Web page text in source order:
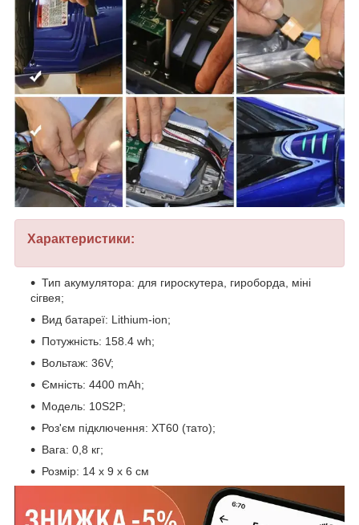
Характеристики:
Тип акумулятора: для гироскутера, гироборда, міні
сігвея;
Вид батареї: Lithium-ion;
Потужність: 158.4 wh;
Вольтаж: 36V;
Ємність: 4400 mAh;
Модель: 10S2P;
Роз'єм підключення: XT60 (тато);
Вага: 0,8 кг;
Розмір: 14 x 9 x 6 см